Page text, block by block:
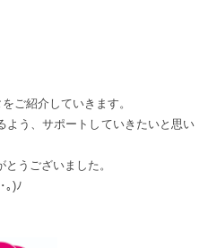
ご紹介していきます。
よう、サポートしていきたいと思い
うございました。
｡)ﾉ